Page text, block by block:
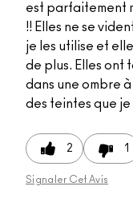
est parfaitement
!! Elles ne se
je les utilise et
de plus. Elles ont
dans une ombre
des teintes que
2 1
Signaler Cet Avis